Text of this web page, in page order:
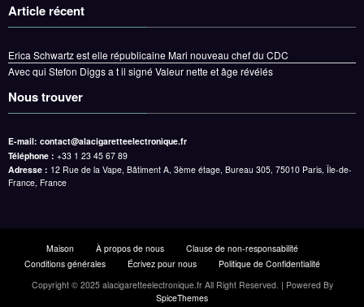
Article récent
Erica Schwartz est elle républicaine Mari nouveau chef du CDC
Avec qui Stefon Diggs a t il signé Valeur nette et âge révélés
Nous trouver
E-mail: contact@alacigaretteelectronique.fr
Téléphone : +33 1 23 45 67 89
Adresse : 12 Rue de la Vape, Bâtiment A, 3ème étage, Bureau 305, 75010 Paris, Île-de-
France, France
Maison À propos de nous
Clause de non-responsabilité
Conditions générales
Écrivez pour nous
Politique de Confidentialité
Copyright © 2025 alacigaretteelectronique.fr All Right Reserved. | Powered By
SpiceThemes